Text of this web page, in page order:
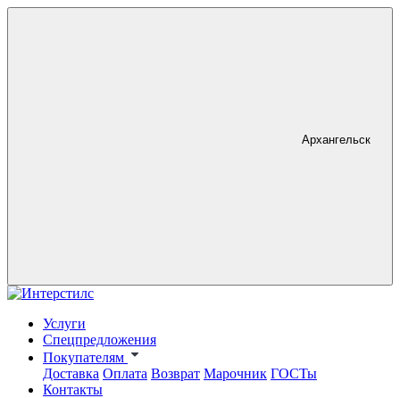
Архангельск
Услуги
Спецпредложения
Покупателям
Доставка Оплата Возврат Марочник ГОСТы
Контакты